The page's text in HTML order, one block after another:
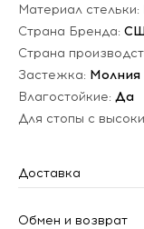
Материал стельки:
Страна Бренда:
Страна
Застежка: Молния
Влагостойкие: Да
Для стопы с
Доставка
Обмен и возврат